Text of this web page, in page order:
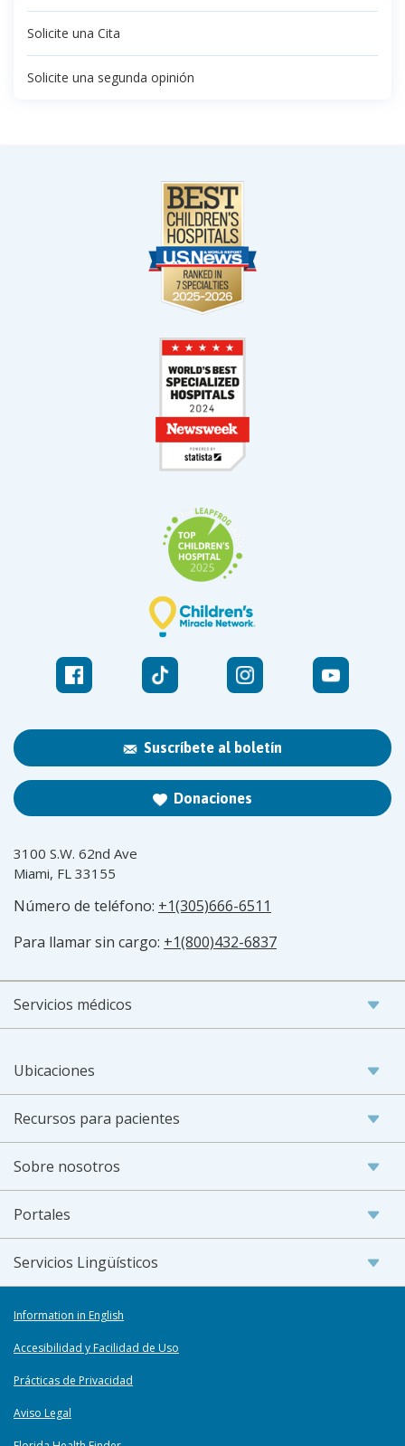
Solicite una Cita
Solicite una segunda opinión
Suscríbete al boletín
Donaciones
3100 S.W. 62nd Ave
Miami, FL 33155
Número de teléfono: +1(305)666-6511
Para llamar sin cargo: +1(800)432-6837
Servicios médicos
Ubicaciones
Recursos para pacientes
Sobre nosotros
Portales
Servicios Lingüísticos
Information in English
Accesibilidad y Facilidad de Uso
Prácticas de Privacidad
Aviso Legal